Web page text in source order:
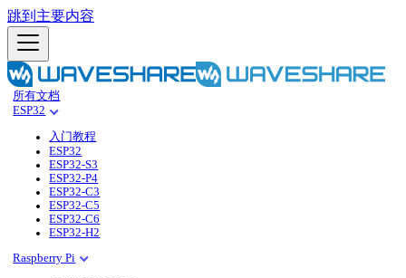
跳到主要内容
所有文档
ESP32
入门教程
ESP32
ESP32-S3
ESP32-P4
ESP32-C3
ESP32-C5
ESP32-C6
ESP32-H2
Raspberry Pi